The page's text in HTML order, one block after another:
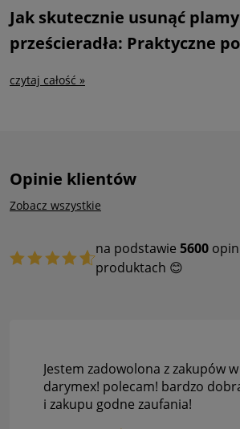
Jak skutecznie usunąć
prześcieradła: Praktyczne
czytaj całość »
Opinie klientów
Zobacz wszystkie
na podstawie 5600
produktach 😊
Jestem zadowolona z zakupów w
darymex! polecam! bardzo
i zakupu godne zaufania!